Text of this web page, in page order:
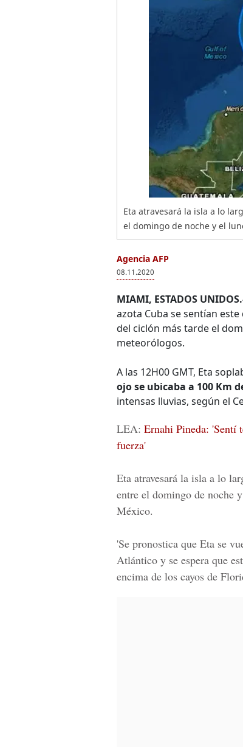
Eta atravesará la isla a lo
el domingo de noche y el
Agencia AFP
08.11.2020
MIAMI, ESTADOS
azota Cuba se sentían
del ciclón más tarde el
meteorólogos.
A las 12H00 GMT, Eta
ojo se ubicaba a 100 Km
intensas lluvias, según el
LEA: Ernahi Pineda: 'Sentí
fuerza'
Eta atravesará la isla a lo
entre el domingo de noche
México.
'Se pronostica que Eta se
Atlántico y se espera que
encima de los cayos de